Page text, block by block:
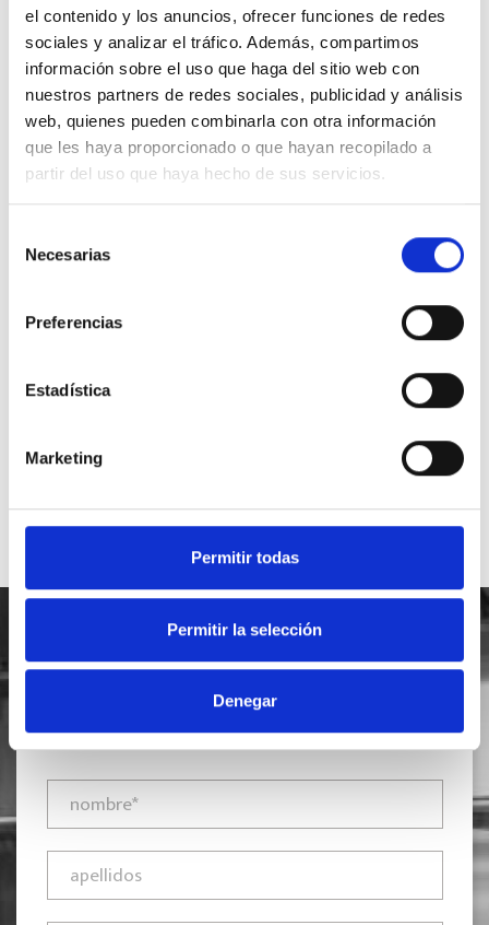
el contenido y los anuncios, ofrecer funciones de redes
sociales y analizar el tráfico. Además, compartimos
información sobre el uso que haga del sitio web con
nuestros partners de redes sociales, publicidad y análisis
web, quienes pueden combinarla con otra información
que les haya proporcionado o que hayan recopilado a
partir del uso que haya hecho de sus servicios.
Necesarias
Preferencias
Estadística
Marketing
Permitir todas
Permitir la selección
Denegar
de comunicación.
Contáctanos para resolver tus dudas, También puedes
seguirnos en redes sociales con el hashtag#Foodsat
Correo electrónico
web@foodsat.es
Teléfono de contacto
91 797 29 26
SOLICITA INFORMACIÓN